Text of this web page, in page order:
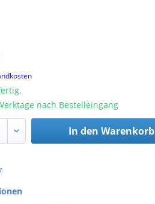
nach Bestelleingang
In den Warenkorb